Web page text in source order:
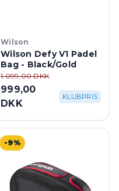
Wilson
Wilson Defy V1 Padel
Bag - Black/Gold
1.099,00 DKK
999,00
DKK
KLUBPRIS
-9%